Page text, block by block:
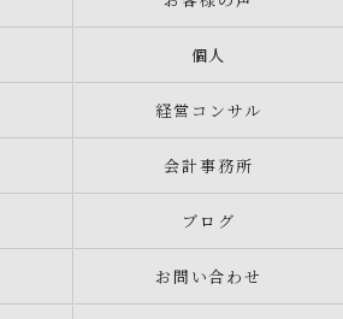
個人
経営コンサル
会計事務所
ブログ
お問い合わせ